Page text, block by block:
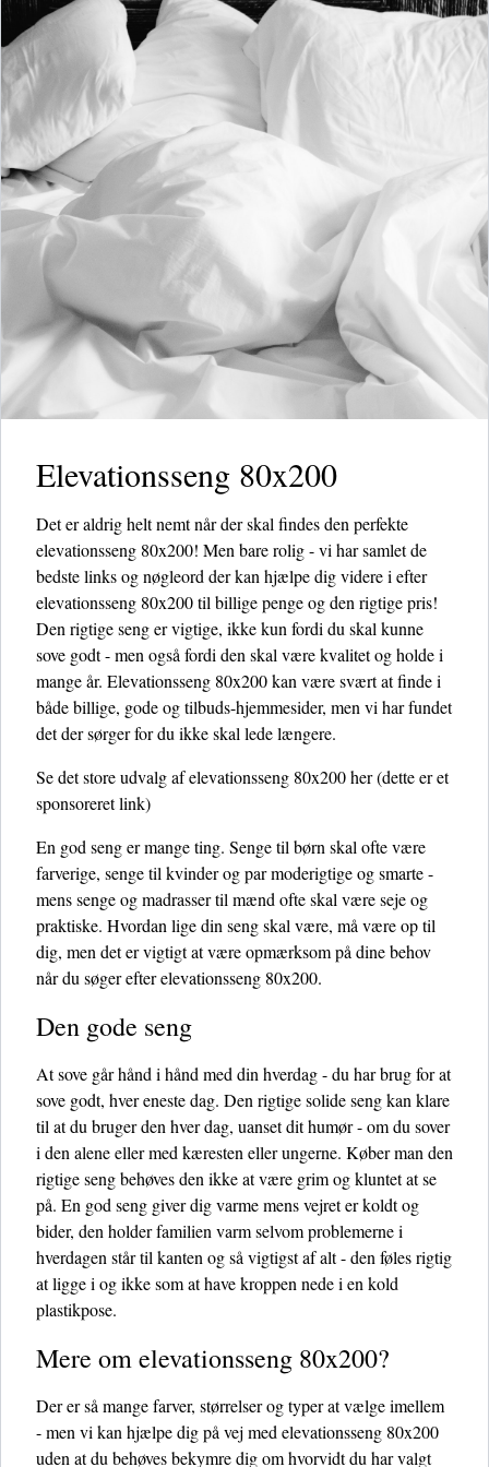
Elevationsseng 80x200
Det er aldrig helt nemt når der skal findes den perfekte
elevationsseng 80x200! Men bare rolig - vi har samlet de
bedste links og nøgleord der kan hjælpe dig videre i efter
elevationsseng 80x200 til billige penge og den rigtige pris!
Den rigtige seng er vigtige, ikke kun fordi du skal kunne
sove godt - men også fordi den skal være kvalitet og holde i
mange år. Elevationsseng 80x200 kan være svært at finde i
både billige, gode og tilbuds-hjemmesider, men vi har fundet
det der sørger for du ikke skal lede længere.
Se det store udvalg af elevationsseng 80x200 her(dette er et
sponsoreret link)
En god seng er mange ting. Senge til børn skal ofte være
farverige, senge til kvinder og par moderigtige og smarte -
mens senge og madrasser til mænd ofte skal være seje og
praktiske. Hvordan lige din seng skal være, må være op til
dig, men det er vigtigt at være opmærksom på dine behov
når du søger efter elevationsseng 80x200.
Den gode seng
At sove går hånd i hånd med din hverdag - du har brug for at
sove godt, hver eneste dag. Den rigtige solide seng kan klare
til at du bruger den hver dag, uanset dit humør - om du sover
i den alene eller med kæresten eller ungerne. Køber man den
rigtige seng behøves den ikke at være grim og kluntet at se
på. En god seng giver dig varme mens vejret er koldt og
bider, den holder familien varm selvom problemerne i
hverdagen står til kanten og så vigtigst af alt - den føles rigtig
at ligge i og ikke som at have kroppen nede i en kold
plastikpose.
Mere om elevationsseng 80x200?
Der er så mange farver, størrelser og typer at vælge imellem
- men vi kan hjælpe dig på vej med elevationsseng 80x200
uden at du behøves bekymre dig om hvorvidt du har valgt